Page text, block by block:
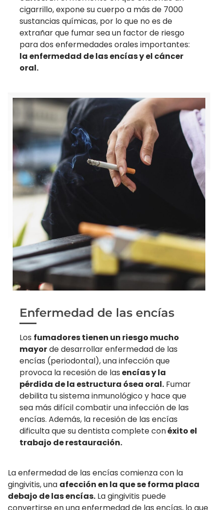
cigarrillo, expone su cuerpo a más de 7000
sustancias químicas, por lo que no es de
extrañar que fumar sea un factor de riesgo
para dos enfermedades orales importantes:
la enfermedad de las encías y el cáncer
oral.
Enfermedad de las encías
Los fumadores tienen un riesgo mucho
mayorde desarrollar enfermedad de las
encías (periodontal), una infección que
provoca la recesión de las encías y la
pérdida de la estructura ósea oral. Fumar
debilita tu sistema inmunológico y hace que
sea más difícil combatir una infección de las
encías. Además, la recesión de las encías
dificulta que su dentista complete conéxito el
trabajo de restauración.
La enfermedad de las encías comienza con la
gingivitis, una afección en la que se forma placa
debajo de las encías. La gingivitis puede